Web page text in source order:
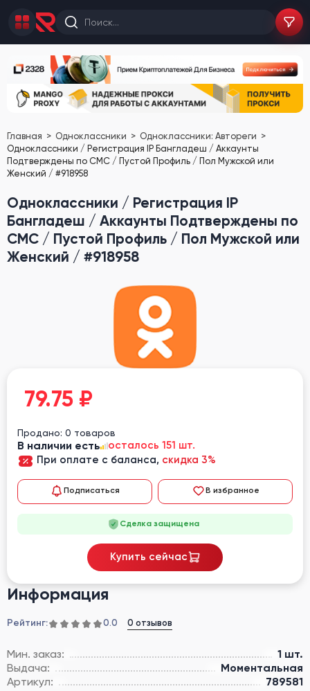
Главная Одноклассники
Одноклассники: Автореги
Одноклассники / Регистрация IP Бангладеш / Аккаунты
Подтверждены по СМС / Пустой Профиль / Пол Мужской или
Женский / #918958
Одноклассники / Регистрация IP
Бангладеш / Аккаунты Подтверждены по
СМС / Пустой Профиль / Пол Мужской или
Женский / #918958
Информация
Рейтинг: 0.0 0 отзывов
Мин. заказ:
1 шт.
Выдача:
Моментальная
Артикул:
789581
79.75 ₽
Продано: 0 товаров
В наличии есть
осталось 151 шт.
При оплате с баланса, скидка 3%
Подписаться В избранное
Сделка защищена
Купить сейчас